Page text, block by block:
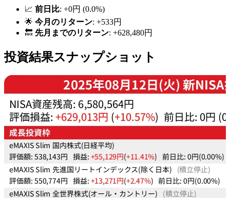
📈 前日比: +0円 (0.0%)
🌟 今月のリターン: +533円
🔙 先月までのリターン: +628,480円
投資結果スナップショット